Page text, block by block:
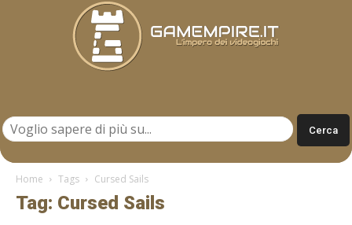
Home Tags Cursed Sails
Tag: Cursed Sails